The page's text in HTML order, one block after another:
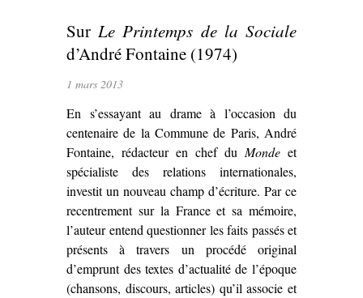
de la
SurLe Printemps de la Sociale
d’André Fontaine (1974)
1 mars 2013
En s’essayant au drame à l’occasion du
centenaire de la Commune de Paris, André
Fontaine, rédacteur en chef duMonde et
spécialiste des relations internationales,
investit un nouveau champ d’écriture. Par ce
recentrement sur la France et sa mémoire,
l’auteur entend questionner les faits passés et
présents à travers un procédé original
d’emprunt des textes d’actualité de l’époque
(chansons, discours, articles) qu’il associe et